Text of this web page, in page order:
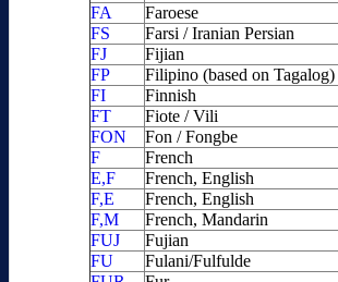
FA
Faroese
FS
Farsi / Iranian Persian
FJ
Fijian
FP
Filipino (based on Tagalog)
FI
Finnish
FT
Fiote / Vili
FON
Fon / Fongbe
F
French
E,F
French, English
F,E
French, English
F,M
French, Mandarin
FUJ
Fujian
FU
Fulani/Fulfulde